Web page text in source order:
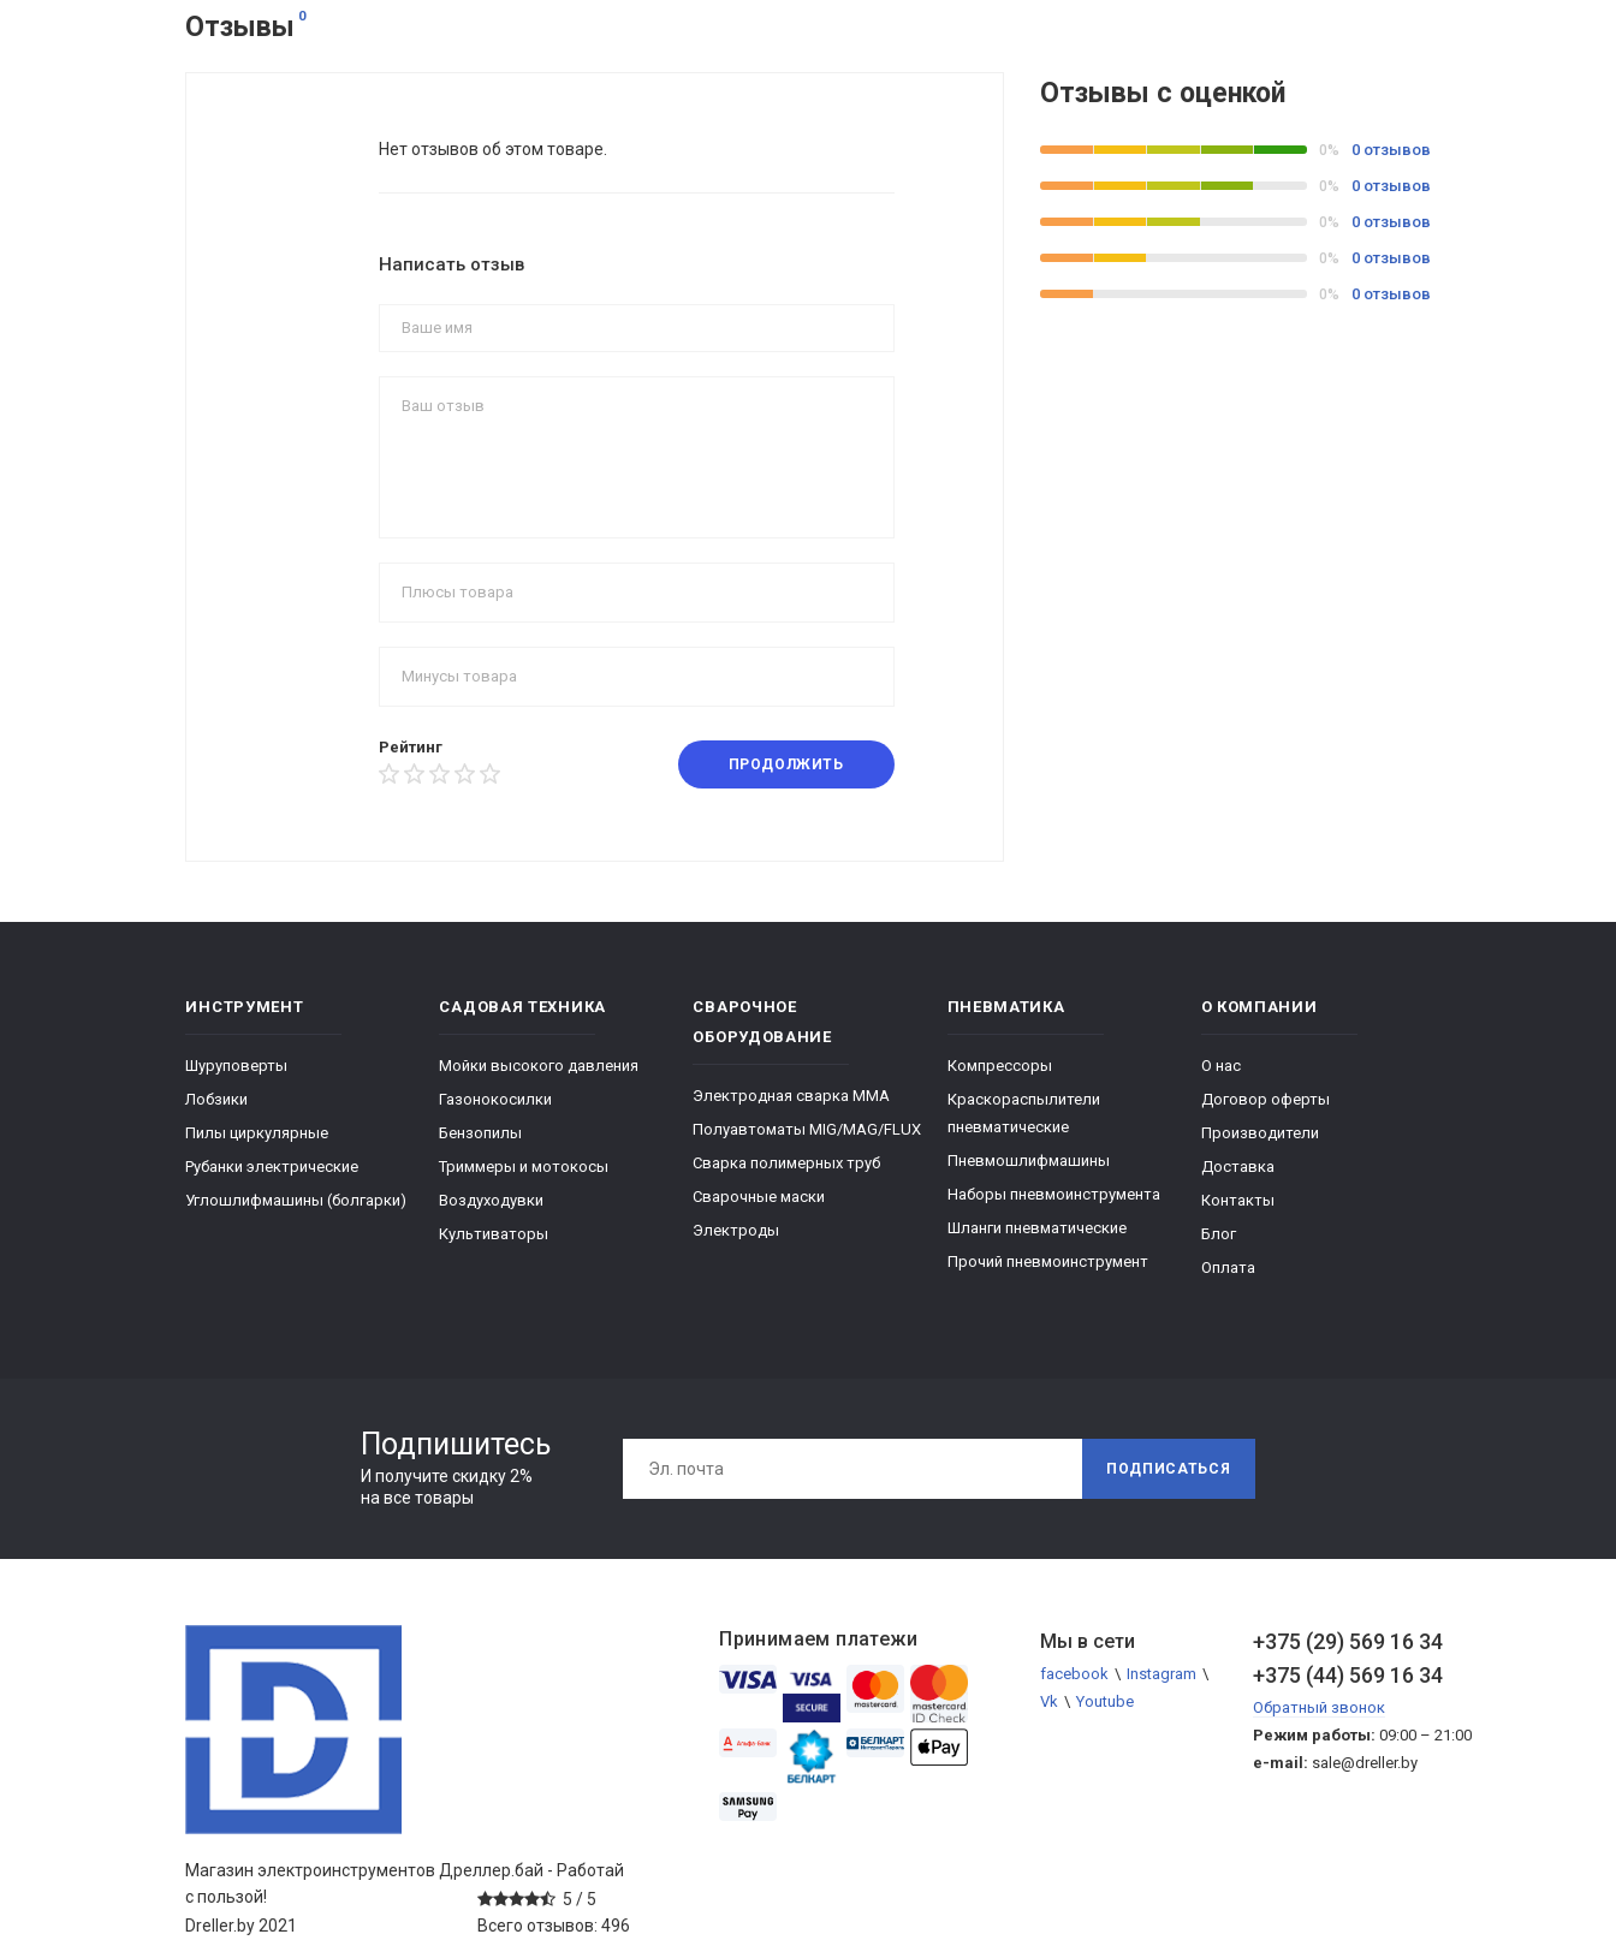
Отзывы 0
Нет отзывов об этом товаре.
Написать отзыв
Рейтинг
ПРОДОЛЖИТЬ
Отзывы с оценкой
0% 0 отзывов
0% 0 отзывов
0% 0 отзывов
0% 0 отзывов
0% 0 отзывов
ИНСТРУМЕНТ
Шуруповерты
Лобзики
Пилы циркулярные
Рубанки электрические
Углошлифмашины (болгарки)
САДОВАЯ ТЕХНИКА
Мойки высокого давления
Газонокосилки
Бензопилы
Триммеры и мотокосы
Воздуходувки
Культиваторы
СВАРОЧНОЕ
ОБОРУДОВАНИЕ
Электродная сварка ММА
Полуавтоматы MIG/MAG/FLUX
Сварка полимерных труб
Сварочные маски
Электроды
ПНЕВМАТИКА
Компрессоры
Краскораспылители
пневматические
Пневмошлифмашины
Наборы пневмоинструмента
Шланги пневматические
Прочий пневмоинструмент
О КОМПАНИИ
О нас
Договор оферты
Производители
Доставка
Контакты
Блог
Оплата
Подпишитесь
И получите скидку 2%
на все товары
ПОДПИСАТЬСЯ
Магазин электроинструментов Дреллер.бай - Работай
с пользой!
5 / 5
Всего отзывов:496
Dreller.by 2021
+375 (29) 569 16 34
+375 (44) 569 16 34
Обратный звонок
Режим работы:09:00 – 21:00
e-mail: sale@dreller.by
Мы в сети
facebook \ Instagram \
Vk \ Youtube
Принимаем платежи